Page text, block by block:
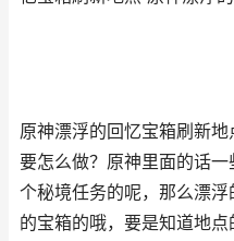
原神漂浮的回忆宝箱刷新
要怎么做？原神里面的话
个秘境任务的呢，那么漂
的宝箱的哦，要是知道地